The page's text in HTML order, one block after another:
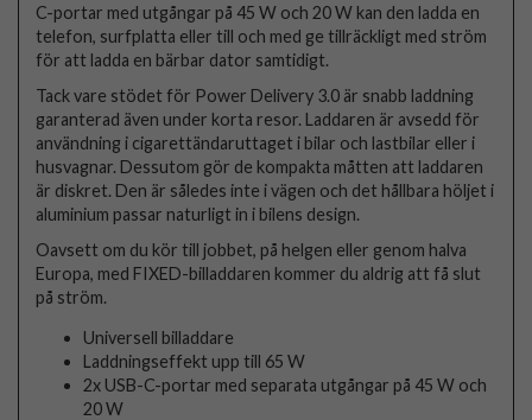
C-portar med utgångar på 45 W och 20 W kan den ladda en
telefon, surfplatta eller till och med ge tillräckligt med ström
för att ladda en bärbar dator samtidigt.
Tack vare stödet för Power Delivery 3.0 är snabb laddning
garanterad även under korta resor. Laddaren är avsedd för
användning i cigarettändaruttaget i bilar och lastbilar eller i
husvagnar. Dessutom gör de kompakta måtten att laddaren
är diskret. Den är således inte i vägen och det hållbara höljet i
aluminium passar naturligt in i bilens design.
Oavsett om du kör till jobbet, på helgen eller genom halva
Europa, med FIXED-billaddaren kommer du aldrig att få slut
på ström.
Universell billaddare
Laddningseffekt upp till 65 W
2x USB-C-portar med separata utgångar på 45 W och
20 W